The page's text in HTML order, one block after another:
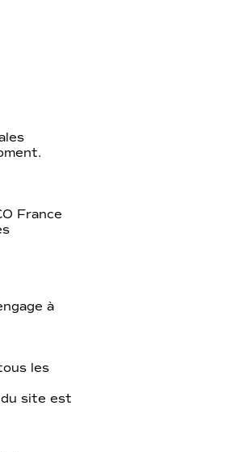
France
à
les
site est